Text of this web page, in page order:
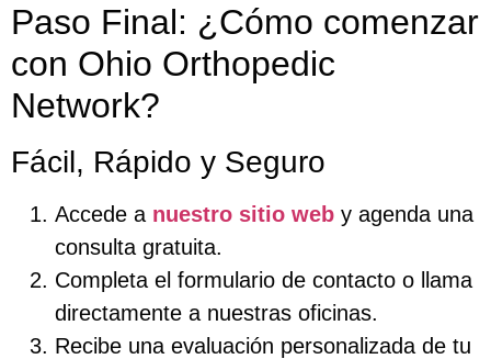
Paso Final: ¿Cómo comenzar
con Ohio Orthopedic
Network?
Fácil, Rápido y Seguro
Accede a nuestro sitio web y agenda una
consulta gratuita.
Completa el formulario de contacto o llama
directamente a nuestras oficinas.
Recibe una evaluación personalizada de tu